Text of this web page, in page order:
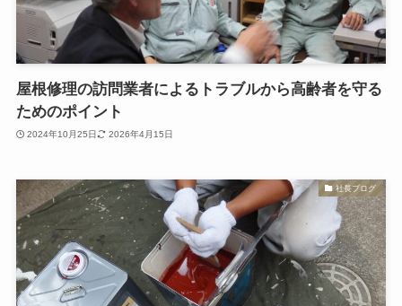
屋根修理の訪問業者によるトラブルから高齢者を守る
ためのポイント
2024年10月25日 2026年4月15日
社長ブログ